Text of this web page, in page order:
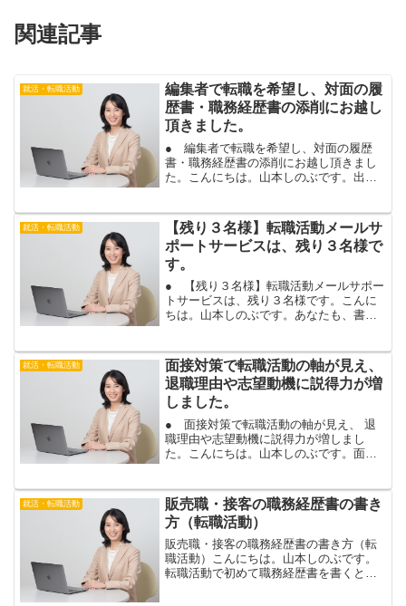
関連記事
就活・転職活動
編集者で転職を希望し、対面の履
歴書・職務経歴書の添削にお越し
頂きました。
● 編集者で転職を希望し、対面の履歴
書・職務経歴書の添削にお越し頂きまし
た。こんにちは。山本しのぶです。出版
書・職務経歴書の添削にお越し頂きまし
た。同じ編集の仕事で転職す...
就活・転職活動
【残り３名様】転職活動メールサ
ポートサービスは、残り３名様で
す。
● 【残り３名様】転職活動メールサポー
トサービスは、残り３名様です。こんに
ちは。山本しのぶです。あなたも、書類
接、２次面接、最終面接など、さまざま
な選考があります。５社...
就活・転職活動
面接対策で転職活動の軸が見え、
退職理由や志望動機に説得力が増
しました。
● 面接対策で転職活動の軸が見え、 退
職理由や志望動機に説得力が増しまし
た。こんにちは。山本しのぶです。面接
介します。今回のお客様は、書類選考は
受かるけれど、面接で不合...
就活・転職活動
販売職・接客の職務経歴書の書き
方（転職活動）
販売職・接客の職務経歴書の書き方（転
職活動）こんにちは。山本しのぶです。
転職活動で初めて職務経歴書を書くとき